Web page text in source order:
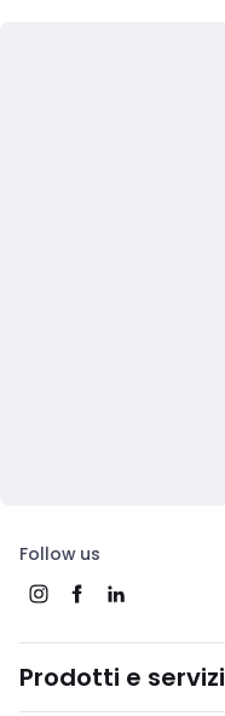
Follow us
Prodotti e servizi